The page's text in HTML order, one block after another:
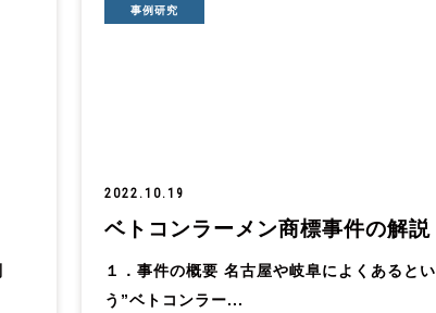
事例研究
2022.10.19
ベトコンラーメン商標事件の解説
１．事件の概要 名古屋や岐阜によくあるとい
う”ベトコンラー...